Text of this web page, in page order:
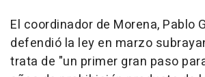
El coordinador de Morena, Pablo
defendió la ley en marzo
trata de "un primer gran paso